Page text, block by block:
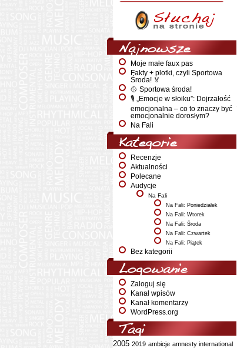
Najnowsze
Moje małe faux pas
Fakty + plotki, czyli Sportowa
Środa! 🏅
🥎 Sportowa środa!
🎙️ „Emocje w słoiku”: Dojrzałość
emocjonalna – co to znaczy być
emocjonalnie dorosłym?
Na Fali
Kategorie
Recenzje
Aktualności
Polecane
Audycje
Na Fali
Na Fali: Poniedziałek
Na Fali: Wtorek
Na Fali: Środa
Na Fali: Czwartek
Na Fali: Piątek
Bez kategorii
Logowanie
Zaloguj się
Kanał wpisów
Kanał komentarzy
WordPress.org
Tagi
2005 2019 ambicje amnesty international